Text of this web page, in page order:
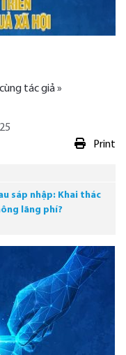
tác giả »
Print
sáp nhập: Khai thác
lãng phí?